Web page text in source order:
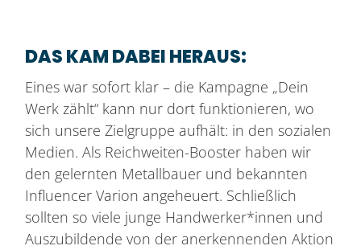
DAS KAM DABEI HERAUS:
Eines war sofort klar – die Kampagne „Dein
Werk zählt“ kann nur dort funktionieren, wo
sich unsere Zielgruppe aufhält: in den sozialen
Medien. Als Reichweiten-Booster haben wir
den gelernten Metallbauer und bekannten
Influencer Varion angeheuert. Schließlich
sollten so viele junge Handwerker*innen und
Auszubildende von der anerkennenden Aktion